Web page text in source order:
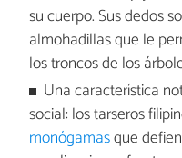
su cuerpo. Sus dedos
almohadillas que le
los troncos de los
Una característica
social: los tarseros
monógamasque